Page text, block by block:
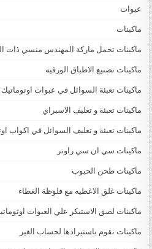
عبوات
ماكينات
ماكينات تحمل ماركة المهندس منسي ذات
ماكينات تصنيع الاطباق الورقيه
ماكينات تعبئة السوائل في عبوات اوتوماتيك
ماكينات تعبئة و تغليف الاسبراي
ماكينات تعبئة و تغليف السوائل في اكواب
ماكينات سي ان سي راوتر
ماكينات طحن الحبوب
ماكينات غلق الاغطيه مع فلوظة الغطاء
ماكينات لصق الاستيكر علي العبوات
ماكينات نقوم باستيرادها لحساب الغير